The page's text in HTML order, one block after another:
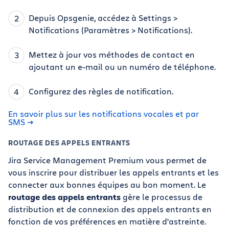
Depuis Opsgenie, accédez à Settings >
Notifications (Paramètres > Notifications).
Mettez à jour vos méthodes de contact en
ajoutant un e-mail ou un numéro de téléphone.
Configurez des règles de notification.
En savoir plus sur les notifications vocales et par
SMS
ROUTAGE DES APPELS ENTRANTS
Jira Service Management Premium vous permet de
vous inscrire pour distribuer les appels entrants et les
connecter aux bonnes équipes au bon moment. Le
routage des appels entrants gère le processus de
distribution et de connexion des appels entrants en
fonction de vos préférences en matière d'astreinte.